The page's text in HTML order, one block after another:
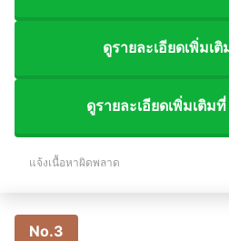
ดูรายละเอียดเพิ่มเติ
ดูรายละเอียดเพิ่มเติม
แจ้งเนื้อหาผิดพลาด
No.3